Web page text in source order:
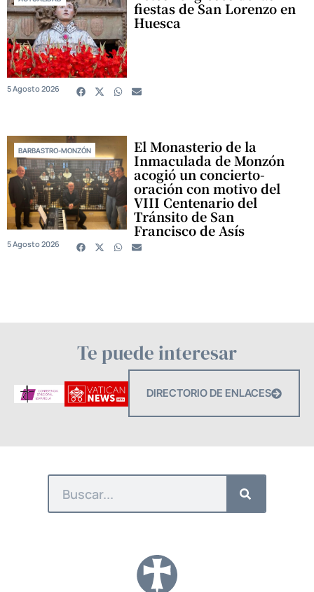
fiestas de San Lorenzo en
Huesca
5 Agosto 2026
BARBASTRO-MONZÓN El Monasterio de la
Inmaculada de Monzón
acogió un concierto-
oración con motivo del
VIII Centenario del
Tránsito de San
Francisco de Asís
5 Agosto 2026
Te puede interesar
DIRECTORIO DE ENLACES